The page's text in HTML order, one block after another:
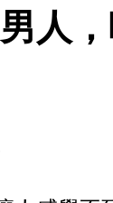
人